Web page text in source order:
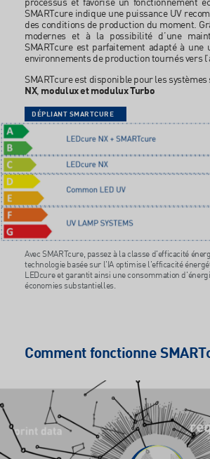
processus et favorise un fonctionnement
SMARTcure indique une puissance UV
des conditions de production du moment.
modernes et à la possibilité d’une
SMARTcure est parfaitement adapté à une
environnements de production tournés vers
SMARTcure est disponible pour les systèmes
NX, modulux et modulux Turbo
DÉPLIANT SMARTCURE
Avec SMARTcure, passez à la classe d'efficacité
technologie basée sur l'IA optimise l'efficacité
LEDcure et garantit ainsi une consommation
économies substantielles.
Comment fonctionne